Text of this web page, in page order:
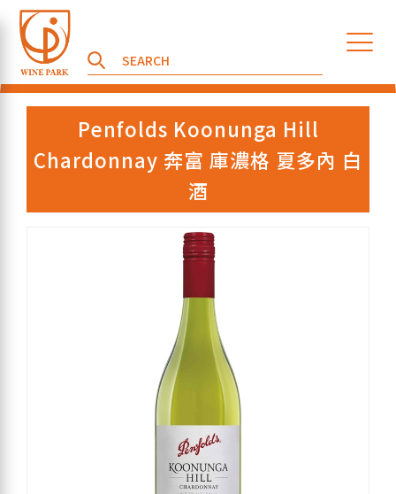
Penfolds Koonunga Hill
Chardonnay 奔富 庫濃格 夏多內 白
酒